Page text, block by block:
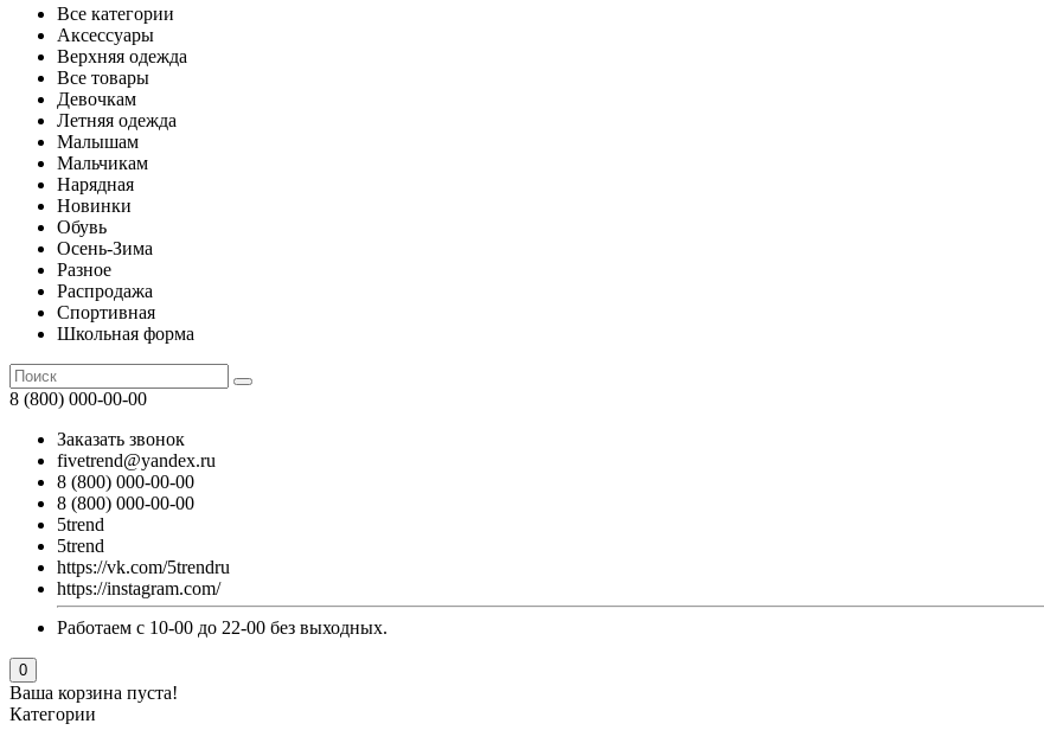
Все категории
Аксессуары
Верхняя одежда
Все товары
Девочкам
Летняя одежда
Малышам
Мальчикам
Нарядная
Новинки
Обувь
Осень-Зима
Разное
Распродажа
Спортивная
Школьная форма
8 (800) 000-00-00
Заказать звонок
fivetrend@yandex.ru
8 (800) 000-00-00
8 (800) 000-00-00
5trend
5trend
https://vk.com/5trendru
https://instagram.com/
Работаем с 10-00 до 22-00 без выходных.
0
Ваша корзина пуста!
Категории